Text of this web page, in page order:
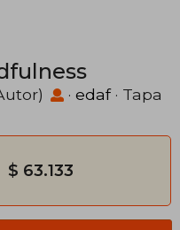
· edaf· Tapa
$ 63.133